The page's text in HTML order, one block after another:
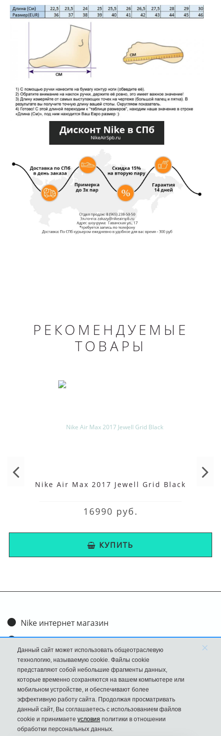
РЕКОМЕНДУЕМЫЕ
ТОВАРЫ
Nike Air Max 2017 Jewell Grid Black
16990 руб.
КУПИТЬ
Nike интернет магазин
Доставка и оплата
Обмен и возврат
Размеры
FAQ
Новости
Политика Конфиденциальности
Данный сайт может использовать общеотраслевую
технологию, называемую cookie. Файлы cookie
представляют собой небольшие фрагменты данных,
которые временно сохраняются на вашем компьютере или
мобильном устройстве, и обеспечивают более
эффективную работу сайта. Продолжая просматривать
данный сайт, Вы соглашаетесь с использованием файлов
cookie и принимаете условия политики в отношении
обработки персональных данных.
×